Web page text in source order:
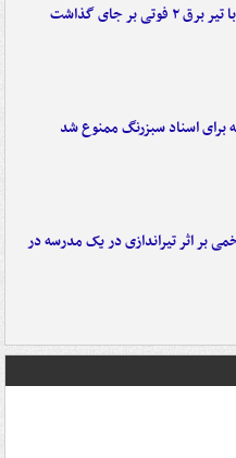
بر جای گذاشت
برای اسناد سبزرنگ ممنوع شد
بر اثر تیراندازی در یک مدرسه در